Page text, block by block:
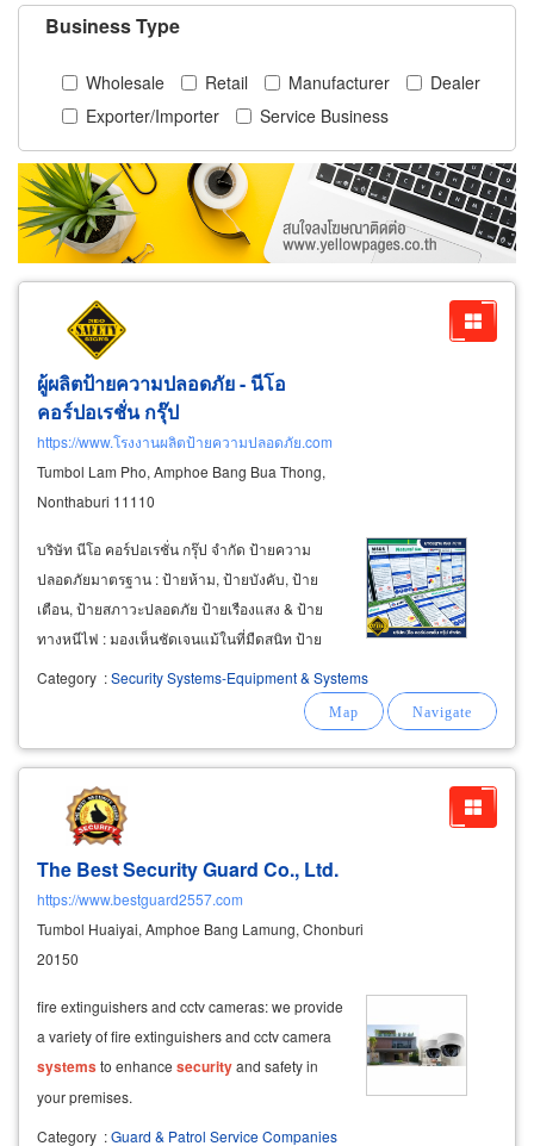
Business Type
Wholesale Retail Manufacturer
Dealer
Exporter/Importer
Service Business
ผู้ผลิตป้ายความปลอดภัย - นีโอ
คอร์ปอเรชั่น กรุ๊ป
https://www.โรงงานผลิตป้ายความปลอดภัย.com
Tumbol Lam Pho, Amphoe Bang Bua Thong,
Nonthaburi 11110
บริษัท นีโอ คอร์ปอเรชั่น กรุ๊ป จำกัด ป้ายความ
ปลอดภัยมาตรฐาน : ป้ายห้าม, ป้ายบังคับ, ป้าย
เตือน, ป้ายสภาวะปลอดภัย ป้ายเรืองแสง & ป้าย
ทางหนีไฟ : มองเห็นชัดเจนแม้ในที่มืดสนิท ป้าย
ภาพลักษณ์องค์กร ป้ายสัญลักษณ์แสดงอันตรายสาร
Category :Security Systems-Equipment & Systems
The Best Security Guard Co., Ltd.
https://www.bestguard2557.com
Tumbol Huaiyai, Amphoe Bang Lamung, Chonburi
20150
fire extinguishers and cctv cameras: we provide
a variety of fire extinguishers and cctv camera
systemsto enhance securityand safety in
your premises.
Category :Guard & Patrol Service Companies